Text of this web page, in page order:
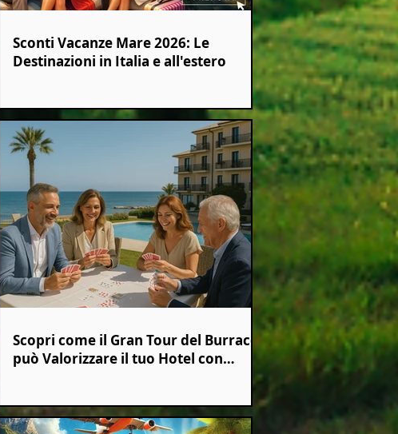
Sconti Vacanze Mare 2026: Le
Destinazioni in Italia e all'estero
Scopri come il Gran Tour del Burraco
può Valorizzare il tuo Hotel con